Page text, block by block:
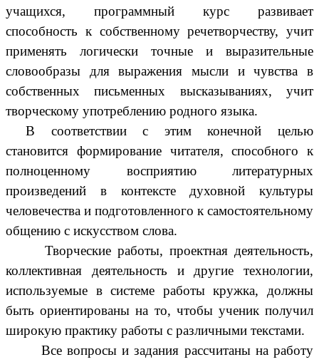
учащихся, программный курс развивает
способность к собственному речетворчеству, учит
применять логически точные и выразительные
словообразы для выражения мысли и чувства в
собственных письменных высказываниях, учит
творческому употреблению родного языка.
В соответствии с этим конечной целью
становится формирование читателя, способного к
полноценному восприятию литературных
произведений в контексте духовной культуры
человечества и подготовленного к самостоятельному
общению с искусством слова.
Творческие работы, проектная деятельность,
коллективная деятельность и другие технологии,
используемые в системе работы кружка, должны
быть ориентированы на то, чтобы ученик получил
широкую практику работы с различными текстами.
Все вопросы и задания рассчитаны на работу